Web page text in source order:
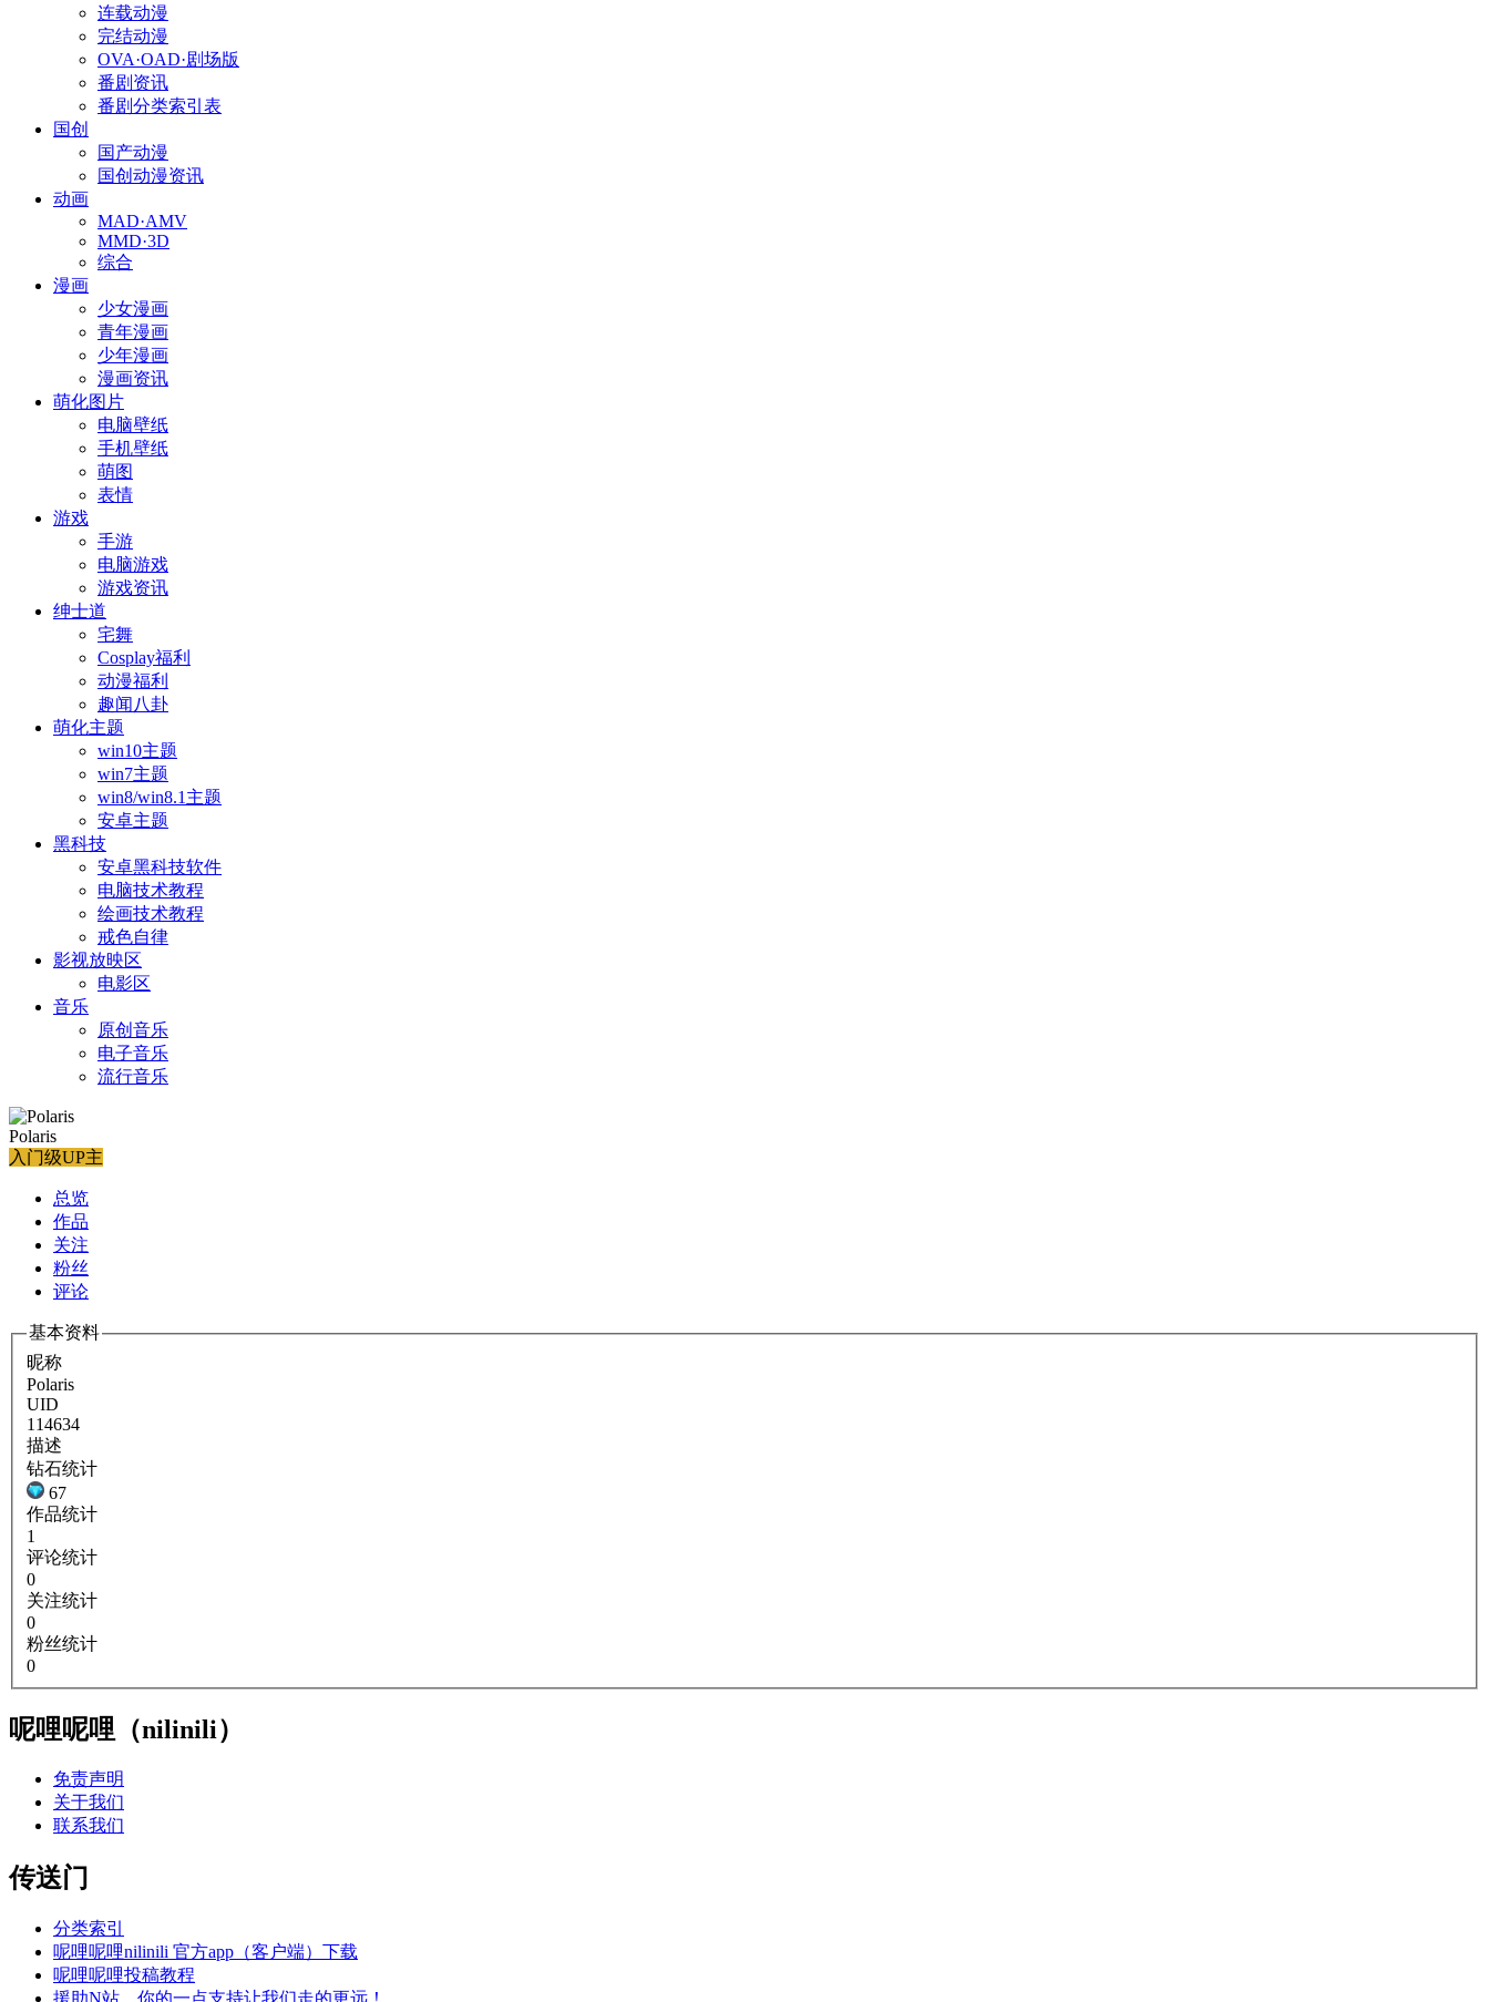
连载动漫
完结动漫
OVA·OAD·剧场版
番剧资讯
番剧分类索引表
国创
国产动漫
国创动漫资讯
动画
MAD·AMV
MMD·3D
综合
漫画
少女漫画
青年漫画
少年漫画
漫画资讯
萌化图片
电脑壁纸
手机壁纸
萌图
表情
游戏
手游
电脑游戏
游戏资讯
绅士道
宅舞
Cosplay福利
动漫福利
趣闻八卦
萌化主题
win10主题
win7主题
win8/win8.1主题
安卓主题
黑科技
安卓黑科技软件
电脑技术教程
绘画技术教程
戒色自律
影视放映区
电影区
音乐
原创音乐
电子音乐
流行音乐
Polaris
入门级UP主
总览
作品
关注
粉丝
评论
基本资料
昵称
Polaris
UID
114634
描述
钻石统计
67
作品统计
1
评论统计
0
关注统计
0
粉丝统计
0
呢哩呢哩（nilinili）
免责声明
关于我们
联系我们
传送门
分类索引
呢哩呢哩nilinili 官方app（客户端）下载
呢哩呢哩投稿教程